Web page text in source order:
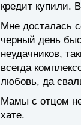
кредит купили.
Мне досталась
черный день
неудачников,
всегда
любовь, да
Мамы с отцом
хате.